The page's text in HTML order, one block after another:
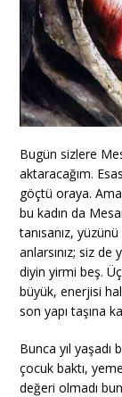
Bugün sizlere
aktaracağım.
göçtü oraya.
bu kadın da
tanısanız,
anlarsınız; siz de
diyin yirmi beş.
büyük, enerjisi
son yapı taşına
Bunca yıl yaşadı
çocuk baktı,
değeri olmadı